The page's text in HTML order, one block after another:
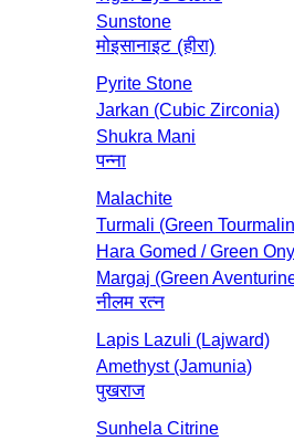
Sunstone
मोइसानाइट (हीरा)
Pyrite Stone
Jarkan (Cubic Zirconia)
Shukra Mani
पन्ना
Malachite
Turmali (Green
Hara Gomed / Green
Margaj (Green
नीलम रत्‍न
Lapis Lazuli (Lajward)
Amethyst (Jamunia)
पुखराज
Sunhela Citrine